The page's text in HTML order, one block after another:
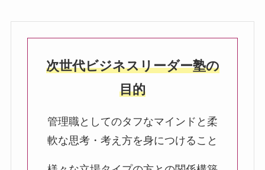
次世代ビジネスリーダー塾の
目的
管理職としてのタフなマインドと柔
軟な思考・考え方を身につけること